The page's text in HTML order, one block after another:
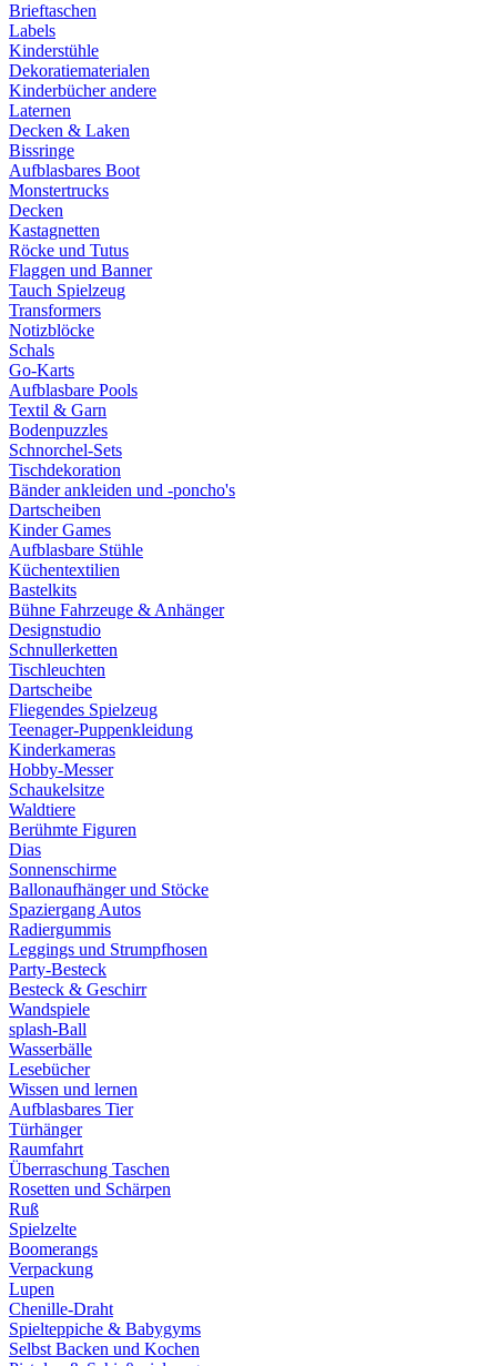
Brieftaschen
Labels
Kinderstühle
Dekoratiematerialen
Kinderbücher andere
Laternen
Decken & Laken
Bissringe
Aufblasbares Boot
Monstertrucks
Decken
Kastagnetten
Röcke und Tutus
Flaggen und Banner
Tauch Spielzeug
Transformers
Notizblöcke
Schals
Go-Karts
Aufblasbare Pools
Textil & Garn
Bodenpuzzles
Schnorchel-Sets
Tischdekoration
Bänder ankleiden und -poncho's
Dartscheiben
Kinder Games
Aufblasbare Stühle
Küchentextilien
Bastelkits
Bühne Fahrzeuge & Anhänger
Designstudio
Schnullerketten
Tischleuchten
Dartscheibe
Fliegendes Spielzeug
Teenager-Puppenkleidung
Kinderkameras
Hobby-Messer
Schaukelsitze
Waldtiere
Berühmte Figuren
Dias
Sonnenschirme
Ballonaufhänger und Stöcke
Spaziergang Autos
Radiergummis
Leggings und Strumpfhosen
Party-Besteck
Besteck & Geschirr
Wandspiele
splash-Ball
Wasserbälle
Lesebücher
Wissen und lernen
Aufblasbares Tier
Türhänger
Raumfahrt
Überraschung Taschen
Rosetten und Schärpen
Ruß
Spielzelte
Boomerangs
Verpackung
Lupen
Chenille-Draht
Spielteppiche & Babygyms
Selbst Backen und Kochen